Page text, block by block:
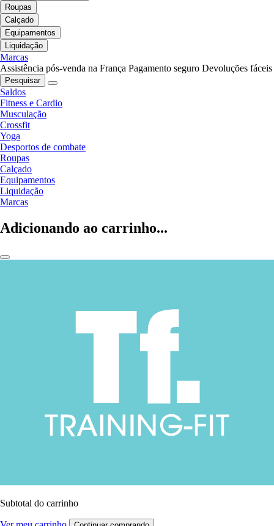
Roupas
Calçado
Equipamentos
Liquidação
Marcas
Assistência pós-venda na França Pagamento seguro Devoluções fáceis
Pesquisar
Saldos
Fitness e Cardio
Musculação
Crossfit
Yoga
Desportos de combate
Roupas
Calçado
Equipamentos
Liquidação
Marcas
Adicionando ao carrinho...
Subtotal do carrinho